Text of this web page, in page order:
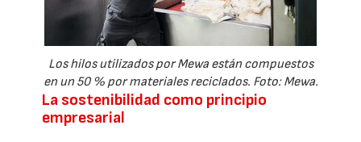
Los hilos utilizados por Mewa están compuestos
en un 50 % por materiales reciclados. Foto: Mewa.
La sostenibilidad como principio
empresarial